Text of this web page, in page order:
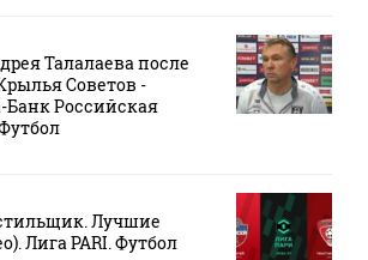
Талалаева после
Советов -
Банк Российская
Лучшие
Лига PARI. Футбол